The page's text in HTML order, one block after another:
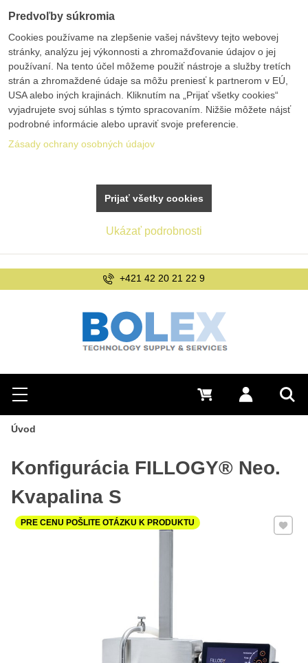
Hľadať
Menu Prihlásiť sa
0 €
Úvod
Konfigurácia FILLOGY® Neo.
Kvapalina S
Pridať
PRE CENU POŠLITE OTÁZKU K PRODUKTU
Predvoľby súkromia
Cookies používame na zlepšenie vašej návštevy tejto webovej
stránky, analýzu jej výkonnosti a zhromažďovanie údajov o jej
používaní. Na tento účel môžeme použiť nástroje a služby tretích
strán a zhromaždené údaje sa môžu preniesť k partnerom v EÚ,
USA alebo iných krajinách. Kliknutím na „Prijať všetky cookies“
vyjadrujete svoj súhlas s týmto spracovaním. Nižšie môžete nájsť
podrobné informácie alebo upraviť svoje preferencie.
Zásady ochrany osobných údajov
Ukázať podrobnosti
Prijať všetky cookies